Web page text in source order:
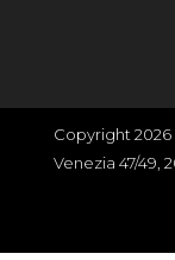
Copyright 2026
Venezia 47/49,